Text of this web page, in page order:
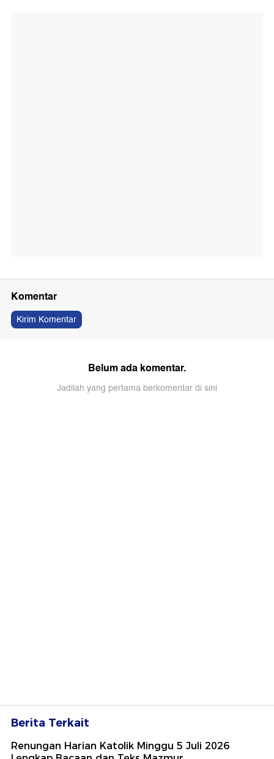
Komentar
Kirim Komentar
Belum ada komentar.
Jadilah yang pertama berkomentar di sini
Berita Terkait
Renungan Harian Katolik Minggu 5 Juli 2026